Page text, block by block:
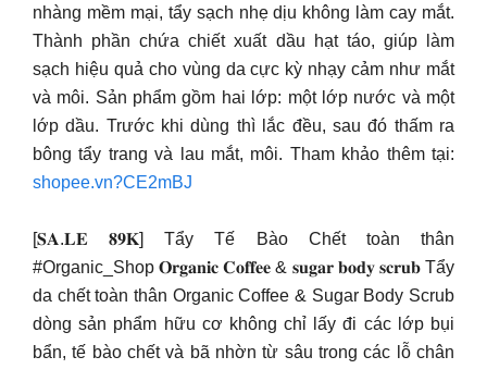
nhàng mềm mại, tẩy sạch nhẹ dịu không làm cay mắt.
Thành phần chứa chiết xuất dầu hạt táo, giúp làm
sạch hiệu quả cho vùng da cực kỳ nhạy cảm như mắt
và môi. Sản phẩm gồm hai lớp: một lớp nước và một
lớp dầu. Trước khi dùng thì lắc đều, sau đó thấm ra
bông tẩy trang và lau mắt, môi. Tham khảo thêm tại:
shopee.vn?CE2mBJ
[𝐒𝐀.𝐋𝐄 𝟖𝟗𝐊] Tẩy Tế Bào Chết toàn thân
#Organic_Shop 𝐎𝐫𝐠𝐚𝐧𝐢𝐜 𝐂𝐨𝐟𝐟𝐞𝐞 & 𝐬𝐮𝐠𝐚𝐫 𝐛𝐨𝐝𝐲 𝐬𝐜𝐫𝐮𝐛 Tẩy
da chết toàn thân Organic Coffee & Sugar Body Scrub
dòng sản phẩm hữu cơ không chỉ lấy đi các lớp bụi
bẩn, tế bào chết và bã nhờn từ sâu trong các lỗ chân